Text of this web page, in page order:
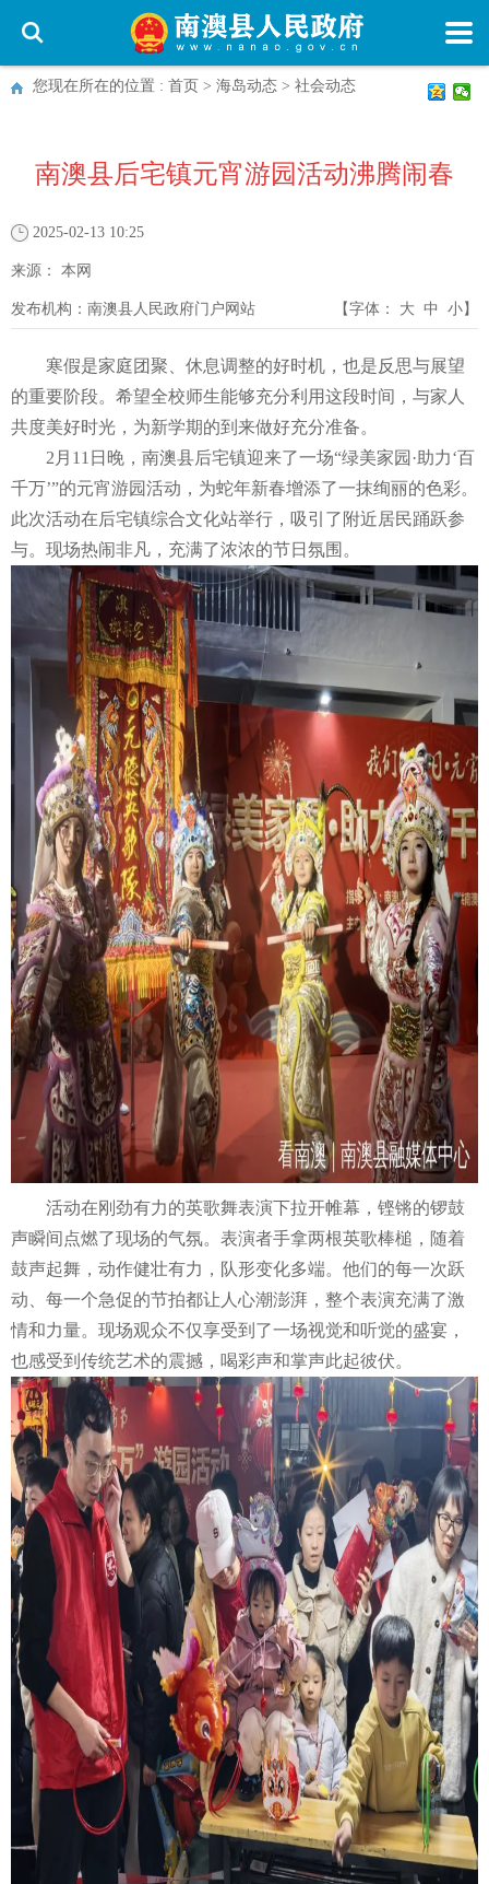
您现在所在的位置 : 首页 > 海岛动态 > 社会动态
南澳县后宅镇元宵游园活动沸腾闹春
2025-02-13 10:25
来源： 本网
发布机构： 南澳县人民政府门户网站 【字体： 大 中 小】
寒假是家庭团聚、休息调整的好时机，也是反思与展望
的重要阶段。希望全校师生能够充分利用这段时间，与家人
共度美好时光，为新学期的到来做好充分准备。
2月11日晚，南澳县后宅镇迎来了一场“绿美家园·助力‘百
千万’”的元宵游园活动，为蛇年新春增添了一抹绚丽的色彩。
此次活动在后宅镇综合文化站举行，吸引了附近居民踊跃参
与。现场热闹非凡，充满了浓浓的节日氛围。
活动在刚劲有力的英歌舞表演下拉开帷幕，铿锵的锣鼓
声瞬间点燃了现场的气氛。表演者手拿两根英歌棒槌，随着
鼓声起舞，动作健壮有力，队形变化多端。他们的每一次跃
动、每一个急促的节拍都让人心潮澎湃，整个表演充满了激
情和力量。现场观众不仅享受到了一场视觉和听觉的盛宴，
也感受到传统艺术的震撼，喝彩声和掌声此起彼伏。